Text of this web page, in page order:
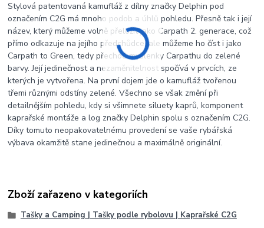
Stylová patentovaná kamufláž z dílny značky Delphin pod
označením C2G má mnoho podob a úhlů pohledu. Přesně tak i její
název, který můžeme volně přeložit jako Carpath 2. generace, což
přímo odkazuje na jejího předchůdce, ale můžeme ho číst i jako
Carpath to Green, tedy přechod myšlenky Carpathu do zelené
barvy. Její jedinečnost a nezaměnitelnost spočívá v prvcích, ze
kterých je vytvořena. Na první dojem jde o kamufláž tvořenou
třemi různými odstíny zelené. Všechno se však změní při
detailnějším pohledu, kdy si všimnete siluety kaprů, komponent
kaprařské montáže a log značky Delphin spolu s označením C2G.
Díky tomuto neopakovatelnému provedení se vaše rybářská
výbava okamžitě stane jedinečnou a maximálně originální.
Zboží zařazeno v kategoriích
Tašky a Camping | Tašky podle rybolovu | Kaprařské C2G